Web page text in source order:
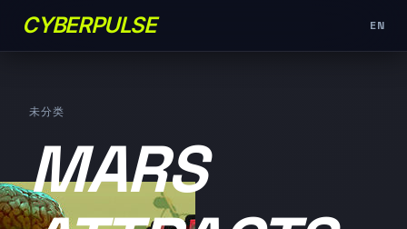
CYBERPULSE EN
未分类
MARS